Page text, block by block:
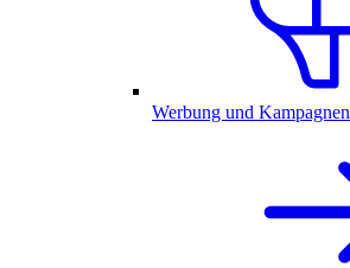
Werbung und Kampagnen